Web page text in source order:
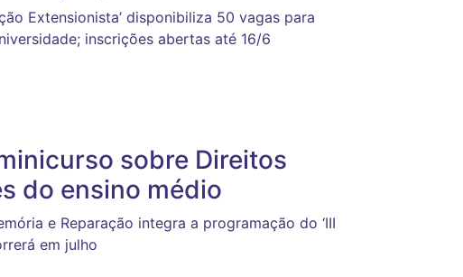
Extensionista’ disponibiliza 50 vagas para
inscrições abertas até 16/6
sobre Direitos
do ensino médio
e Reparação integra a programação do ‘III
em julho